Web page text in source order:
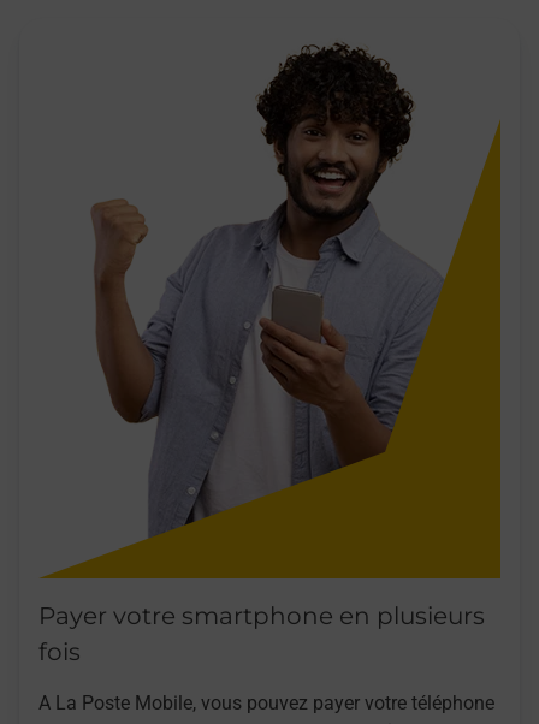
Payer votre smartphone en plusieurs
fois
A La Poste Mobile, vous pouvez payer votre téléphone